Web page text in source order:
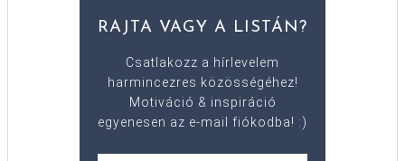
RAJTA VAGY A LISTÁN?
Csatlakozz a hírlevelem
harmincezres közösségéhez!
Motiváció & inspiráció
egyenesen az e-mail fiókodba! :)